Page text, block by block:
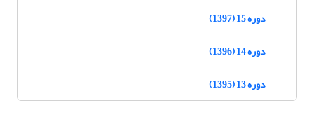
دوره 15 (1397)
دوره 14 (1396)
دوره 13 (1395)